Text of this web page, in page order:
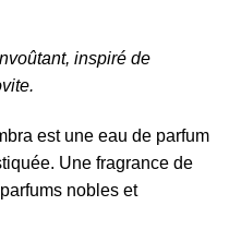
inspiré de
est une eau de parfum
Une fragrance de
nobles et